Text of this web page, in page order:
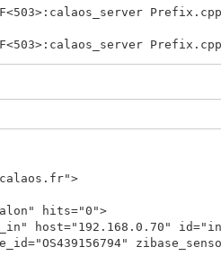
eina_hash.c:1297
./
IO/
IO/
hits="0">